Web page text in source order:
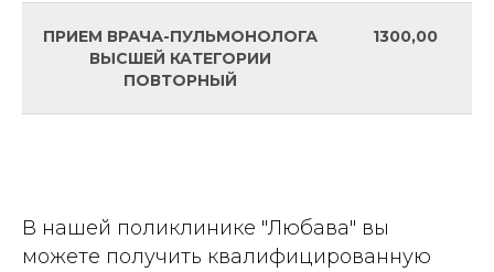
ПРИЕМ ВРАЧА-ПУЛЬМОНОЛОГА
ВЫСШЕЙ КАТЕГОРИИ
ПОВТОРНЫЙ
1300,00
В нашей поликлинике "Любава" вы
можете получить квалифицированную